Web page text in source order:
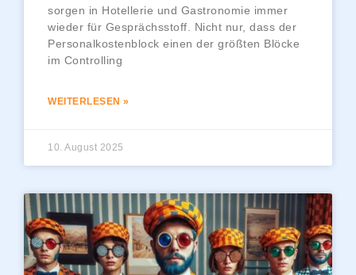
sorgen in Hotellerie und Gastronomie immer
wieder für Gesprächsstoff. Nicht nur, dass der
Personalkostenblock einen der größten Blöcke
im Controlling
WEITERLESEN »
10. August 2025